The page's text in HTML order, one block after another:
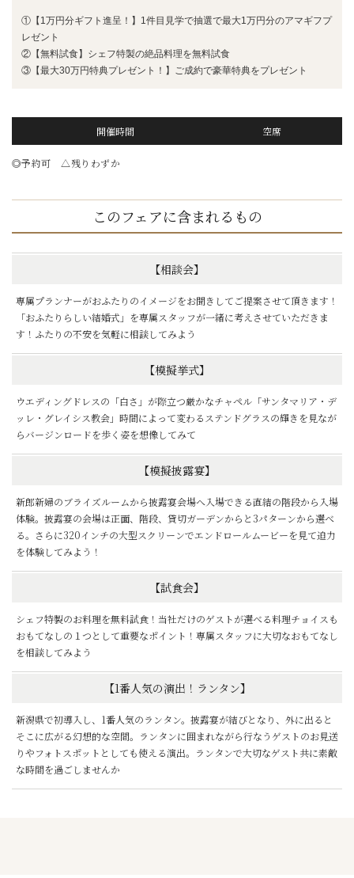
①【1万円分ギフト進呈！】1件目見学で抽選で最大1万円分のアマギフプ
レゼント
②【無料試食】シェフ特製の絶品料理を無料試食
③【最大30万円特典プレゼント！】ご成約で豪華特典をプレゼント
開催時間 空席
◎予約可 △残りわずか
このフェアに含まれるもの
【相談会】
専属プランナーがおふたりのイメージをお聞きしてご提案させて頂きます！
「おふたりらしい結婚式」を専属スタッフが一緒に考えさせていただきま
す！ふたりの不安を気軽に相談してみよう
【模擬挙式】
ウエディングドレスの「白さ」が際立つ厳かなチャペル「サンタマリア・デ
ッレ・グレイシス教会」時間によって変わるステンドグラスの輝きを見なが
らバージンロードを歩く姿を想像してみて
【模擬披露宴】
新郎新婦のブライズルームから披露宴会場へ入場できる直結の階段から入場
体験。披露宴の会場は正面、階段、貸切ガーデンからと3パターンから選べ
る。さらに320インチの大型スクリーンでエンドロールムービーを見て迫力
を体験してみよう！
【試食会】
シェフ特製のお料理を無料試食！当社だけのゲストが選べる料理チョイスも
おもてなしの１つとして重要なポイント！専属スタッフに大切なおもてなし
を相談してみよう
【1番人気の演出！ランタン】
新潟県で初導入し、1番人気のランタン。披露宴が結びとなり、外に出ると
そこに広がる幻想的な空間。ランタンに囲まれながら行なうゲストのお見送
りやフォトスポットとしても使える演出。ランタンで大切なゲスト共に素敵
な時間を過ごしませんか